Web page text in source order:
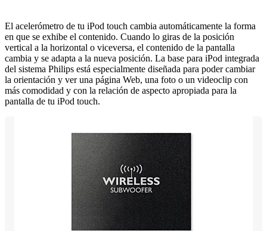
El acelerómetro de tu iPod touch cambia automáticamente la forma
en que se exhibe el contenido. Cuando lo giras de la posición
vertical a la horizontal o viceversa, el contenido de la pantalla
cambia y se adapta a la nueva posición. La base para iPod integrada
del sistema Philips está especialmente diseñada para poder cambiar
la orientación y ver una página Web, una foto o un videoclip con
más comodidad y con la relación de aspecto apropiada para la
pantalla de tu iPod touch.